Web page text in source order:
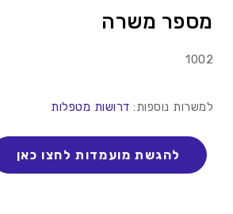
מספר משרה
1002
למשרות נוספות: דרושות מטפלות